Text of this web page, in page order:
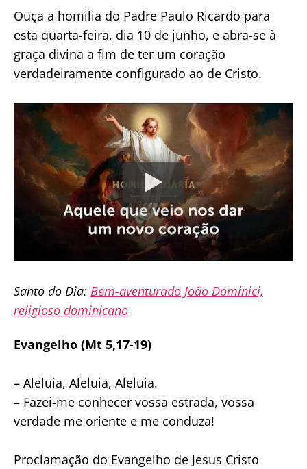
Ouça a homilia do Padre Paulo Ricardo para
esta quarta-feira, dia 10 de junho, e abra-se à
graça divina a fim de ter um coração
verdadeiramente configurado ao de Cristo.
Santo do Dia: Bem-aventurado João Dominici,
religioso dominicano
Evangelho (Mt 5,17-19)
– Aleluia, Aleluia, Aleluia.
– Fazei-me conhecer vossa estrada, vossa
verdade me oriente e me conduza!
Proclamação do Evangelho de Jesus Cristo